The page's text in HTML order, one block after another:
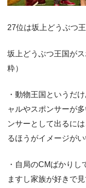
27位は坂上どうぶつ
坂上どうぶつ王国が
粋）
・動物王国というだ
ャルやスポンサーが
ンサーとして出るに
るほうがイメージがい
・自局のCMばかり
ますし家族が好きで